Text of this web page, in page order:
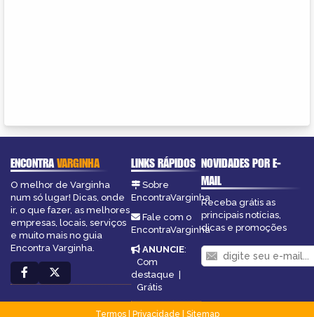
ENCONTRAVARGINHA
O melhor de Varginha
num só lugar! Dicas, onde
ir, o que fazer, as melhores
empresas, locais, serviços
e muito mais no guia
Encontra Varginha.
LINKS RÁPIDOS
Sobre
EncontraVarginha
Fale com o
EncontraVarginha
ANUNCIE:
Com
destaque
Grátis
NOVIDADES POR E-
MAIL
Receba grátis as
principais notícias,
dicas e promoções
Termos| Privacidade
Sitemap